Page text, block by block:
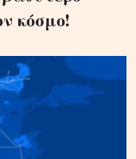
κόσμο!